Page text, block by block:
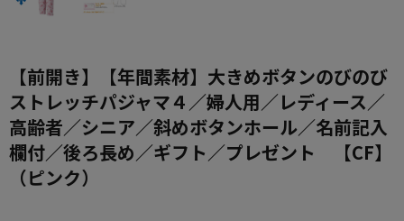
【前開き】【年間素材】大きめボタンのびのび
ストレッチパジャマ４／婦人用／レディース／
高齢者／シニア／斜めボタンホール／名前記入
欄付／後ろ長め／ギフト／プレゼント 【CF】
（ピンク）